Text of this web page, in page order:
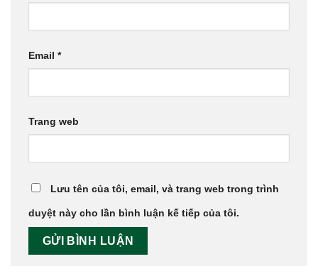
Email *
Trang web
Lưu tên của tôi, email, và trang web trong trình
duyệt này cho lần bình luận kế tiếp của tôi.